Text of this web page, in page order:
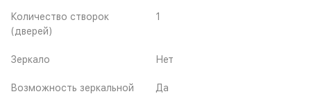
Количество створок
(дверей)
1
Зеркало Нет
Возможность зеркальной
Да